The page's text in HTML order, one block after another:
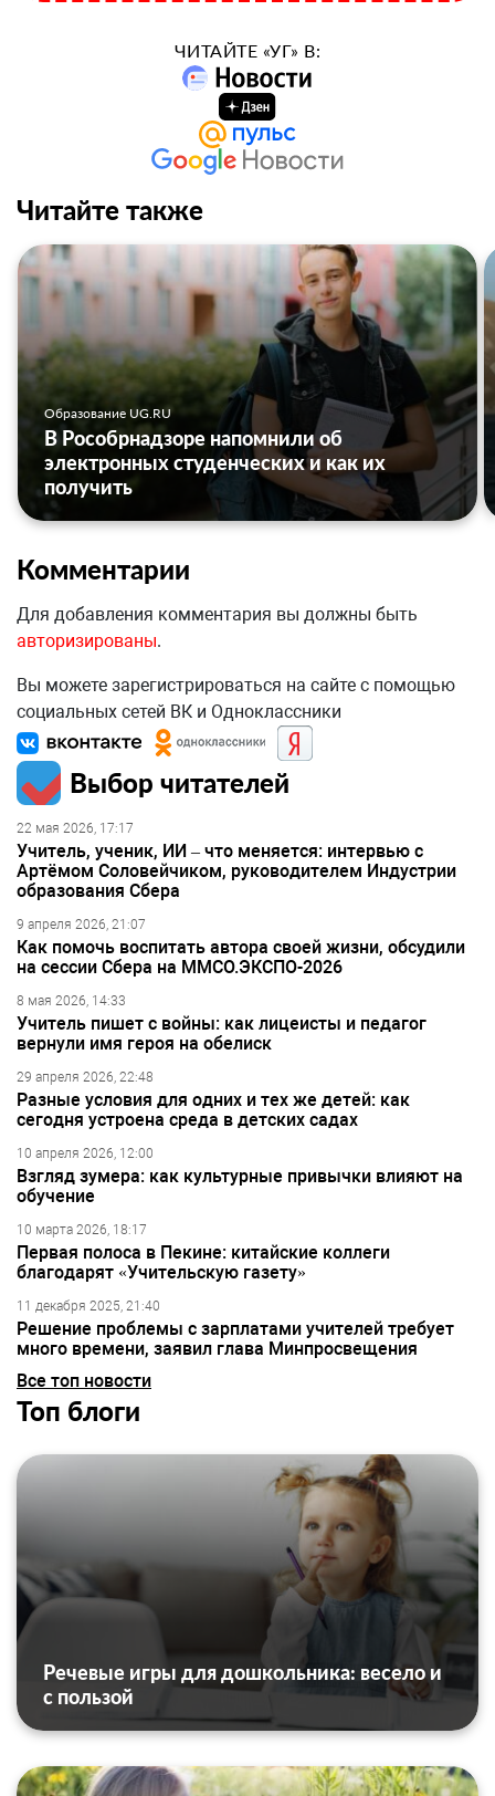
ЧИТАЙТЕ «УГ» В:
Читайте также
Образование UG.RU
В Рособрнадзоре напомнили об
электронных студенческих и как их
получить
Комментарии
Для добавления комментария вы должны быть
авторизированы.
Вы можете зарегистрироваться на сайте с помощью
социальных сетей ВК и Одноклассники
Выбор читателей
22 мая 2026, 17:17
Учитель, ученик, ИИ – что меняется: интервью с
Артёмом Соловейчиком, руководителем Индустрии
образования Сбера
9 апреля 2026, 21:07
Как помочь воспитать автора своей жизни, обсудили
на сессии Сбера на ММСО.ЭКСПО-2026
8 мая 2026, 14:33
Учитель пишет с войны: как лицеисты и педагог
вернули имя героя на обелиск
29 апреля 2026, 22:48
Разные условия для одних и тех же детей: как
сегодня устроена среда в детских садах
10 апреля 2026, 12:00
Взгляд зумера: как культурные привычки влияют на
обучение
10 марта 2026, 18:17
Первая полоса в Пекине: китайские коллеги
благодарят «Учительскую газету»
11 декабря 2025, 21:40
Решение проблемы с зарплатами учителей требует
много времени, заявил глава Минпросвещения
Все топ новости
Топ блоги
Речевые игры для дошкольника: весело и
с пользой